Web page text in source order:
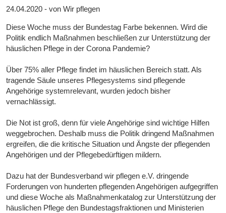
24.04.2020 - von Wir pflegen
Diese Woche muss der Bundestag Farbe bekennen. Wird die
Politik endlich Maßnahmen beschließen zur Unterstützung der
häuslichen Pflege in der Corona Pandemie?
Über 75% aller Pflege findet im häuslichen Bereich statt. Als
tragende Säule unseres Pflegesystems sind pflegende
Angehörige systemrelevant, wurden jedoch bisher
vernachlässigt.
Die Not ist groß, denn für viele Angehörige sind wichtige Hilfen
weggebrochen. Deshalb muss die Politik dringend Maßnahmen
ergreifen, die die kritische Situation und Ängste der pflegenden
Angehörigen und der Pflegebedürftigen mildern.
Dazu hat der Bundesverband wir pflegen e.V. dringende
Forderungen von hunderten pflegenden Angehörigen aufgegriffen
und diese Woche als Maßnahmenkatalog zur Unterstützung der
häuslichen Pflege den Bundestagsfraktionen und Ministerien